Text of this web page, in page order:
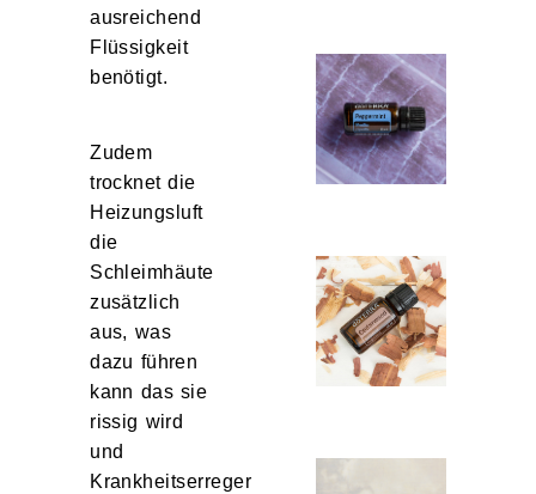
ausreichend
Flüssigkeit
benötigt.
Zudem
trocknet die
Heizungsluft
die
Schleimhäute
zusätzlich
aus, was
dazu führen
kann das sie
rissig wird
und
Krankheitserreger